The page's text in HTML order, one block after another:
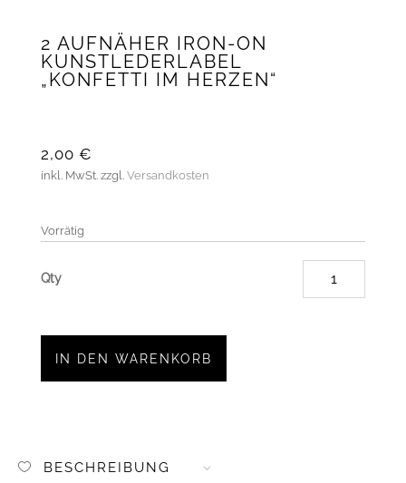
2 AUFNÄHER IRON-ON
KUNSTLEDERLABEL
„KONFETTI IM HERZEN“
2,00 €
inkl. MwSt. zzgl. Versandkosten
Vorrätig
IN DEN WARENKORB
BESCHREIBUNG